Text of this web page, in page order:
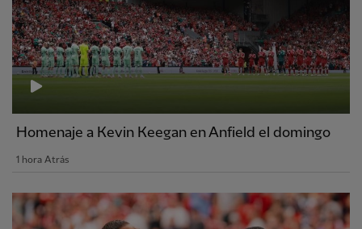
Homenaje a Kevin Keegan en Anfield el domingo
1 hora Atrás